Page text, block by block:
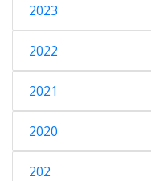
2023
2022
2021
2020
202